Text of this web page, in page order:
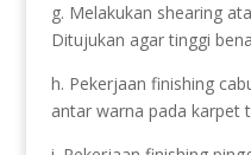
g. Melakukan shearing
Ditujukan agar tinggi
h. Pekerjaan finishing
antar warna pada karpet